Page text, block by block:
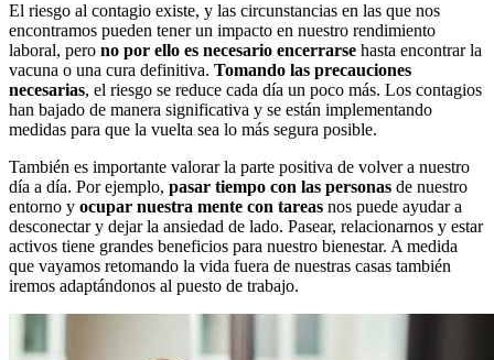
El riesgo al contagio existe, y las circunstancias en las que nos
encontramos pueden tener un impacto en nuestro rendimiento
laboral, pero no por ello es necesario encerrarse hasta encontrar la
vacuna o una cura definitiva. Tomando las precauciones
necesarias, el riesgo se reduce cada día un poco más. Los contagios
han bajado de manera significativa y se están implementando
medidas para que la vuelta sea lo más segura posible.
También es importante valorar la parte positiva de volver a nuestro
día a día. Por ejemplo, pasar tiempo con las personas de nuestro
entorno y ocupar nuestra mente con tareas nos puede ayudar a
desconectar y dejar la ansiedad de lado. Pasear, relacionarnos y estar
activos tiene grandes beneficios para nuestro bienestar. A medida
que vayamos retomando la vida fuera de nuestras casas también
iremos adaptándonos al puesto de trabajo.